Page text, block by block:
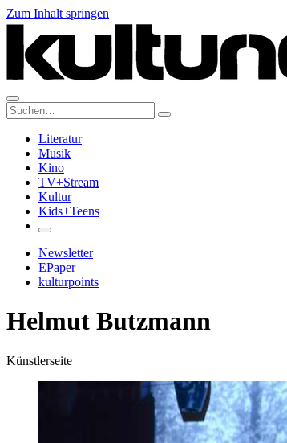
Zum Inhalt springen
Suche:
Literatur
Musik
Kino
TV+Stream
Kultur
Kids+Teens
Newsletter
EPaper
kulturpoints
Helmut Butzmann
Künstlerseite